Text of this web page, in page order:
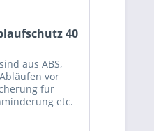
40
aus ABS,
vor
für
etc.